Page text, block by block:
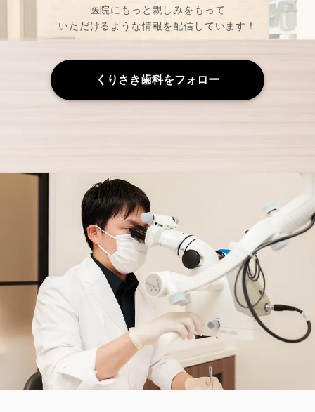
医院にもっと親しみをもって
いただけるような情報を配信しています！
くりさき歯科をフォロー